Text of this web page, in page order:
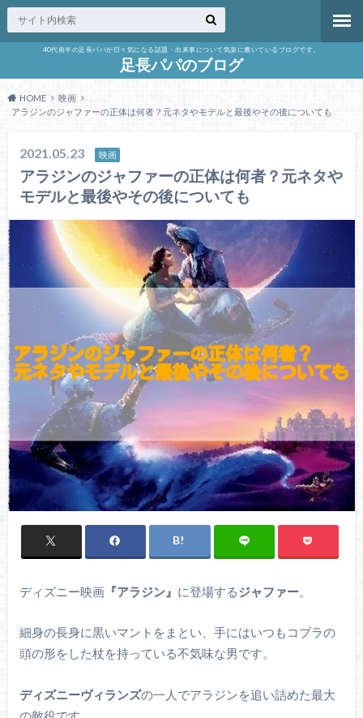
40代前半の足長パパが日々気になる話題・出来事について気楽に書いているブログです。
足長パパのブログ
HOME
映画
アラジンのジャファーの正体は何者？元ネタやモデルと最後やその後についても
2021.05.23 映画
アラジンのジャファーの正体は何者？元ネタや
モデルと最後やその後についても
ディズニー映画『アラジン』 に登場するジャファー。
細身の長身に黒いマントをまとい、手にはいつもコブラの
頭の形をした杖を持っている不気味な男です。
ディズニーヴィランズの一人でアラジンを追い詰めた最大